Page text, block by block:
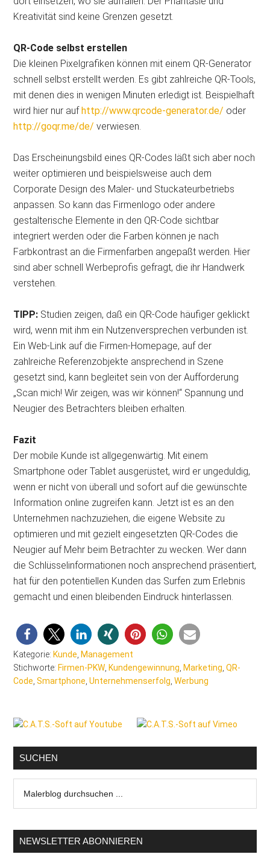
Kreativität sind keine Grenzen gesetzt.
QR-Code selbst erstellen
Die kleinen Pixelgrafiken können mit einem QR-Generator
schnell selbst erstellt werden. Es gibt zahlreiche QR-Tools,
mit denen dies in wenigen Minuten erledigt ist. Beispielhaft
wird hier nur aufhttp://www.qrcode-generator.de/ oder
http://goqr.me/de/verwiesen.
Das Erscheinungsbild eines QR-Codes läßt sich aber noch
weiter optimieren und beispielsweise auch dem
Corporate Design des Maler- und Stuckateurbetriebs
anpassen. So kann das Firmenlogo oder andere
gestalterische Elemente in den QR-Code sichtbar
integriert werden oder die Farben können je nach
Farbkontrast an die Firmenfarben angepaßt werden. Hier
sind aber schnell Werbeprofis gefragt, die ihr Handwerk
verstehen.
TIPP: Studien zeigen, daß ein QR-Code häufiger geklickt
wird, wenn mit ihm ein Nutzenversprechen verbunden ist.
Ein Web-Link auf die Firmen-Homepage, auf der
zahlreiche Referenzobjekte ansprechend in Szene
gesetzt sind, kann begleitet sein von der Aufforderung
„Scan mich! Wir zeigen, was wir können!“ Spannung und
Neugier des Betrachters bleiben erhalten.
Fazit
Der mobile Kunde ist allgegenwärtig. Mit einem
Smartphone oder Tablet ausgerüstet, wird er ungeduldig,
wenn er nicht von überall und sofort auf die gewünschte
Information online zugreifen kann. Jetzt ist es an den
Unternehmen nachzuziehen, die eigene Website zu
optimieren und mit gezielt eingesetzten QR-Codes die
Neugier auf Mehr beim Betrachter zu wecken. Wer dann
die Schlüsselinformationen noch ansprechend präsentiert,
hat für den potentiellen Kunden das Surfen zum Erlebnis
gemacht und einen bleibenden Eindruck hinterlassen.
Kategorie: Kunde Management
Stichworte: Firmen-PKW Kundengewinnung Marketing ,QR-
Code ,Smartphone ,Unternehmenserfolg ,Werbung
Seitenspalte
SUCHEN
durchsuchen
NEWSLETTER ABONNIEREN